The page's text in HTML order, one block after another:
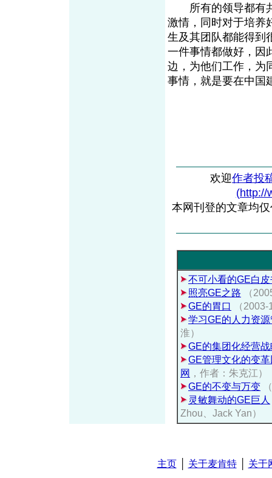
所有的领导都有共
激情，同时对于培养
生及其团队都能得到
一件事情都做好，因
边，为他们工作，为
事情，就是要在中国
欢迎作者投
(http://
本网刊登的文章均
不可小看的GE白
照亮GE之路
（
GE的胃口
（
学习GE的人力资
淮）
GE的集团化经营
GE管理文化的变
网 ，作者：朱克江）
GE的不变与万变
灵敏舞动的GE巨人
Zhou、Jack Yan）
主页│ 关于麦肯特│ 关于